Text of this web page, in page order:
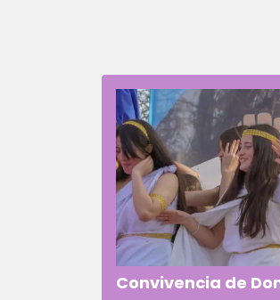
Convivencia de